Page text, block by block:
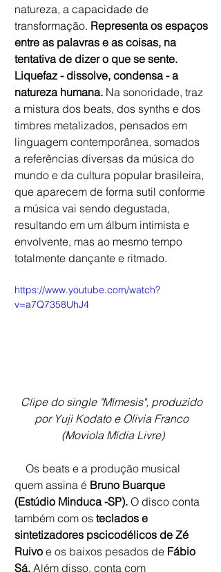
natureza, a capacidade de
transformação. Representa os espaços
entre as palavras e as coisas, na
tentativa de dizer o que se sente.
Liquefaz - dissolve, condensa - a
natureza humana. Na sonoridade, traz
a mistura dos beats, dos synths e dos
timbres metalizados, pensados em
linguagem contemporânea, somados
a referências diversas da música do
mundo e da cultura popular brasileira,
que aparecem de forma sutil conforme
a música vai sendo degustada,
resultando em um álbum intimista e
envolvente, mas ao mesmo tempo
totalmente dançante e ritmado.
https://www.youtube.com/watch?
v=a7Q7358UhJ4
Clipe do single "Mímesis", produzido
por Yuji Kodato e Olivia Franco
(Moviola Mídia Livre)
quem assina é Bruno Buarque
(Estúdio Minduca -SP). O disco conta
também com os teclados e
sintetizadores pscicodélicos de Zé
Ruivo e os baixos pesados de Fábio
Sá. Além disso, conta com